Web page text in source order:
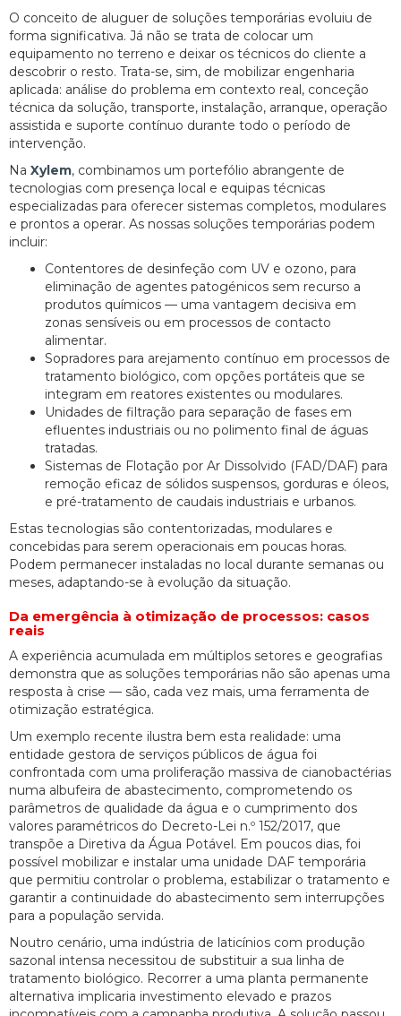
O conceito de aluguer de soluções temporárias evoluiu de
forma significativa. Já não se trata de colocar um
equipamento no terreno e deixar os técnicos do cliente a
descobrir o resto. Trata-se, sim, de mobilizar engenharia
aplicada: análise do problema em contexto real, conceção
técnica da solução, transporte, instalação, arranque, operação
assistida e suporte contínuo durante todo o período de
intervenção.
Na Xylem, combinamos um portefólio abrangente de
tecnologias com presença local e equipas técnicas
especializadas para oferecer sistemas completos, modulares
e prontos a operar. As nossas soluções temporárias podem
incluir:
Contentores de desinfeção com UV e ozono, para
eliminação de agentes patogénicos sem recurso a
produtos químicos — uma vantagem decisiva em
zonas sensíveis ou em processos de contacto
alimentar.
Sopradores para arejamento contínuo em processos de
tratamento biológico, com opções portáteis que se
integram em reatores existentes ou modulares.
Unidades de filtração para separação de fases em
efluentes industriais ou no polimento final de águas
tratadas.
Sistemas de Flotação por Ar Dissolvido (FAD/DAF) para
remoção eficaz de sólidos suspensos, gorduras e óleos,
e pré-tratamento de caudais industriais e urbanos.
Estas tecnologias são contentorizadas, modulares e
concebidas para serem operacionais em poucas horas.
Podem permanecer instaladas no local durante semanas ou
meses, adaptando-se à evolução da situação.
Da emergência à otimização de processos: casos
reais
A experiência acumulada em múltiplos setores e geografias
demonstra que as soluções temporárias não são apenas uma
resposta à crise — são, cada vez mais, uma ferramenta de
otimização estratégica.
Um exemplo recente ilustra bem esta realidade: uma
entidade gestora de serviços públicos de água foi
confrontada com uma proliferação massiva de cianobactérias
numa albufeira de abastecimento, comprometendo os
parâmetros de qualidade da água e o cumprimento dos
valores paramétricos do Decreto-Lei n.º 152/2017, que
transpõe a Diretiva da Água Potável. Em poucos dias, foi
possível mobilizar e instalar uma unidade DAF temporária
que permitiu controlar o problema, estabilizar o tratamento e
garantir a continuidade do abastecimento sem interrupções
para a população servida.
Noutro cenário, uma indústria de laticínios com produção
sazonal intensa necessitou de substituir a sua linha de
tratamento biológico. Recorrer a uma planta permanente
alternativa implicaria investimento elevado e prazos